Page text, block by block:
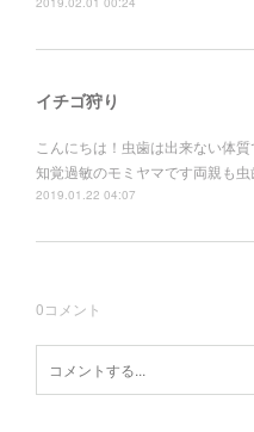
イチゴ狩り
こんにちは！虫歯は出来ない体
知覚過敏のモミヤマです両親も虫
2019.01.22 04:07
0コメント